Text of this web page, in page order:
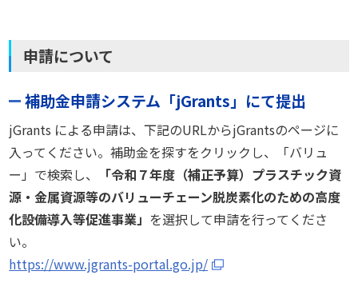
申請について
補助金申請システム「jGrants」にて提出
jGrants による申請は、下記のURLからjGrantsのページに
入ってください。補助金を探すをクリックし、「バリュ
ー」で検索し、
「令和７年度（補正予算）プラスチック資
源・金属資源等のバリューチェーン脱炭素化のための高度
化設備導入等促進事業」 を選択して申請を行ってくださ
い。
https://www.jgrants-portal.go.jp/